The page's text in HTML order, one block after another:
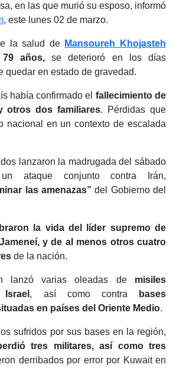
en las que murió su esposo, informó
, este lunes 02 de marzo.
la salud de Mansoureh Khojasteh
años, se deterioró en los días
quedar en estado de gravedad.
había confirmado el fallecimiento de
otros dos familiares. Pérdidas que
nacional en un contexto de escalada
lanzaron la madrugada del sábado
ataque conjunto contra Irán,
las amenazas” del Gobierno del
la vida del líder supremo de
y de al menos otros cuatro
de la nación.
lanzó varias oleadas de misiles
, así como contra
bases
en países del Oriente Medio.
sufridos por sus bases en la región,
tres militares, así como tres
derribados por error por Kuwait en